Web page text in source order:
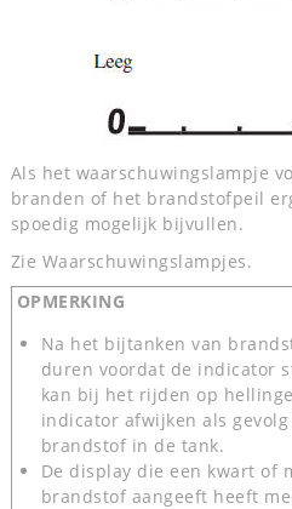
Als het waarschuwingslampje
branden of het brandstofpeil
spoedig mogelijk bijvullen.
Zie Waarschuwingslampjes.
OPMERKING
Na het bijtanken van
duren voordat de indicator
kan bij het rijden op
indicator afwijken als
brandstof in de tank.
De display die een kwart of
brandstof aangeeft heeft